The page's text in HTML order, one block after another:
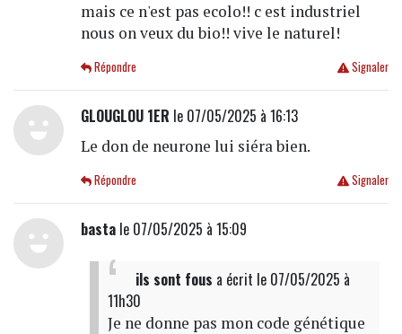
mais ce n'est pas ecolo!! c est industriel
nous on veux du bio!! vive le naturel!
Signaler
Répondre
GLOUGLOU 1ER le 07/05/2025 à 16:13
Le don de neurone lui siéra bien.
Signaler
Répondre
bastale 07/05/2025 à 15:09
ils sont fous a écrit le 07/05/2025 à
11h30
Je ne donne pas mon code génétique